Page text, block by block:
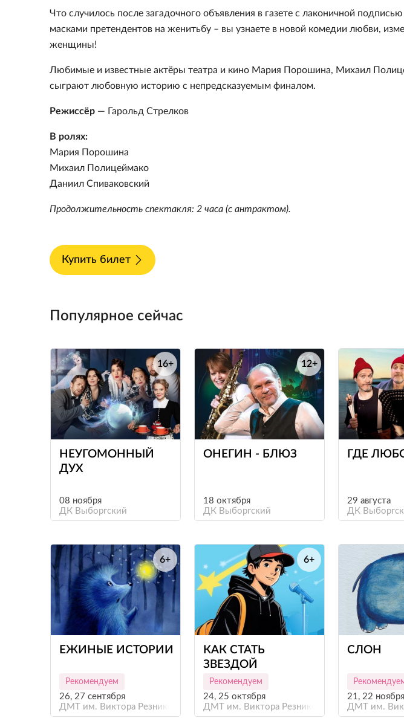
Что случилось после загадочного объявления в газете с лаконичной
масками претендентов на женитьбу – вы узнаете в новой комедии любви,
женщины!
Любимые и известные актёры театра и кино Мария Порошина, Михаил
сыграют любовную историю с непредсказуемым финалом.
Режиссёр — Гарольд Стрелков
В ролях:
Мария Порошина
Михаил Полицеймако
Даниил Спиваковский
Продолжительность спектакля: 2 часа (с антрактом).
Купить билет
Популярное сейчас
е
НЕУГОМОННЫЙ
ДУХ
08 ноября
ДК Выборгский
16+
е
ОНЕГИН - БЛЮЗ
18 октября
ДК Выборгский
12+
ГДЕ
29 августа
ДК
е
ЕЖИНЫЕ ИСТОРИИ
Рекомендуем
26, 27 сентября
ДМТ им. Виктора Резникова
6+
КАК СТАТЬ
ЗВЕЗДОЙ
Рекомендуем
24, 25 октября
ДМТ им. Виктора Резникова
6+
СЛОН
21, 22 ноября
ДМТ им.